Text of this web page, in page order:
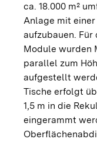
ca. 18.000 m²
Anlage mit einer
aufzubauen.
Module wurden
parallel zum
aufgestellt
Tische erfolgt
1,5 m in die
eingerammt